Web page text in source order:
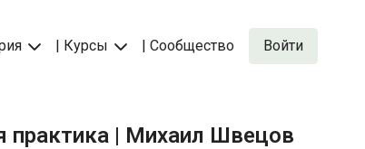
| Курсы | Сообщество Войти
практика | Михаил Швецов